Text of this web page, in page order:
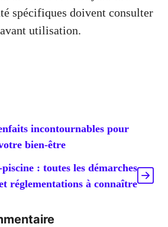
spécifiques doivent consulter
utilisation.
incontournables pour
bien-être
: toutes les démarches
réglementations à connaître